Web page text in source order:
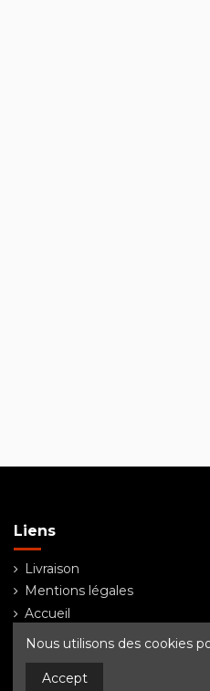
Liens
Livraison
Mentions légales
Accueil
PITZL
Nous utilisons des cookies
Accept